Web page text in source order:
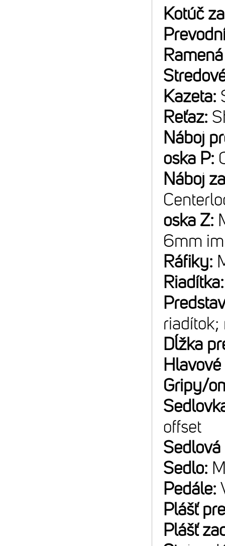
Kotúč
Kazeta:
Reťaz:
Náboj
oska P:
Náboj
oska Z:
6mm
Ráfiky:
Dĺžka
Gripy/
offset
Sedlo:
Pedále:
Plášť
Plášť